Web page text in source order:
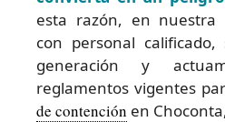
esta razón, en nuestra
con personal
generación y
reglamentos vigentes
de contención en